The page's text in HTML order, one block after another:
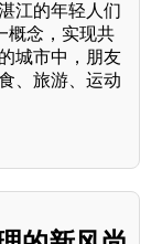
江的年轻人们
概念，实现共
城市中，朋友
、旅游、运动